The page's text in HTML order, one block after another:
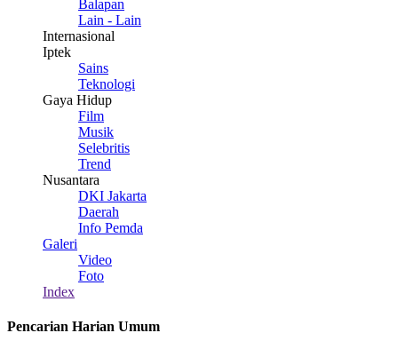
Balapan
Lain - Lain
Internasional
Iptek
Sains
Teknologi
Gaya Hidup
Film
Musik
Selebritis
Trend
Nusantara
DKI Jakarta
Daerah
Info Pemda
Galeri
Video
Foto
Index
Pencarian Harian Umum